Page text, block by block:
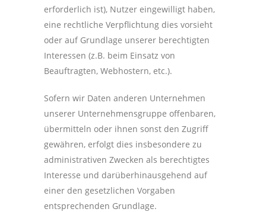
erforderlich ist), Nutzer eingewilligt haben,
eine rechtliche Verpflichtung dies vorsieht
oder auf Grundlage unserer berechtigten
Interessen (z.B. beim Einsatz von
Beauftragten, Webhostern, etc.).
Sofern wir Daten anderen Unternehmen
unserer Unternehmensgruppe offenbaren,
übermitteln oder ihnen sonst den Zugriff
gewähren, erfolgt dies insbesondere zu
administrativen Zwecken als berechtigtes
Interesse und darüberhinausgehend auf
einer den gesetzlichen Vorgaben
entsprechenden Grundlage.